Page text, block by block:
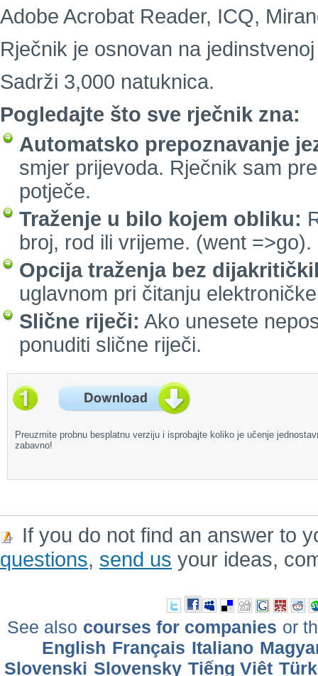
Adobe Acrobat Reader, ICQ,
Rječnik je osnovan na
Sadrži 3,000 natuknica.
Pogledajte što sve rječnik zna:
Automatsko prepoznavanje
smjer prijevoda. Rječnik sam
potječe.
Traženje u bilo kojem obliku:
broj, rod ili vrijeme. (went =>go).
Opcija traženja bez
uglavnom pri čitanju
Slične riječi: Ako unesete
ponuditi slične riječi.
Preuzmite probnu besplatnu verziju i isprobajte koliko je učenje
zabavno!
If you do not find an answer to
questions, send us your ideas,
See also courses for companies or
English Français Italiano
Slovenski Slovensky Tiếng Việt